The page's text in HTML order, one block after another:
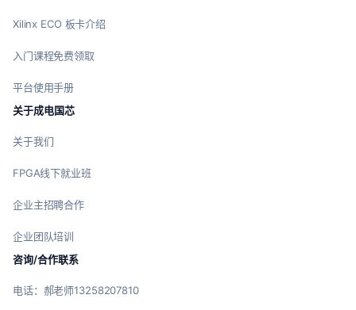
Xilinx ECO 板卡介绍
入门课程免费领取
平台使用手册
关于成电国芯
关于我们
FPGA线下就业班
企业主招聘合作
企业团队培训
咨询/合作联系
电话：郝老师13258207810